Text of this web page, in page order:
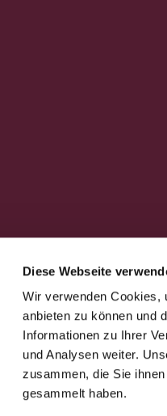
Diese Webseite
Wir verwenden Cookies,
anbieten zu können und
Informationen zu Ihrer
und Analysen weiter.
zusammen, die Sie
gesammelt haben.
Ev. Kirchengemeinde